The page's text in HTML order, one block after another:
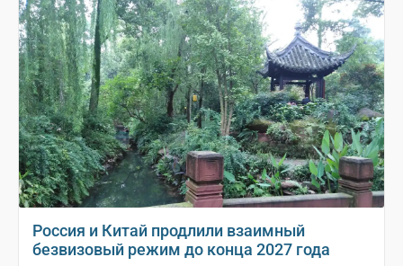
Россия и Китай продлили взаимный
безвизовый режим до конца 2027 года